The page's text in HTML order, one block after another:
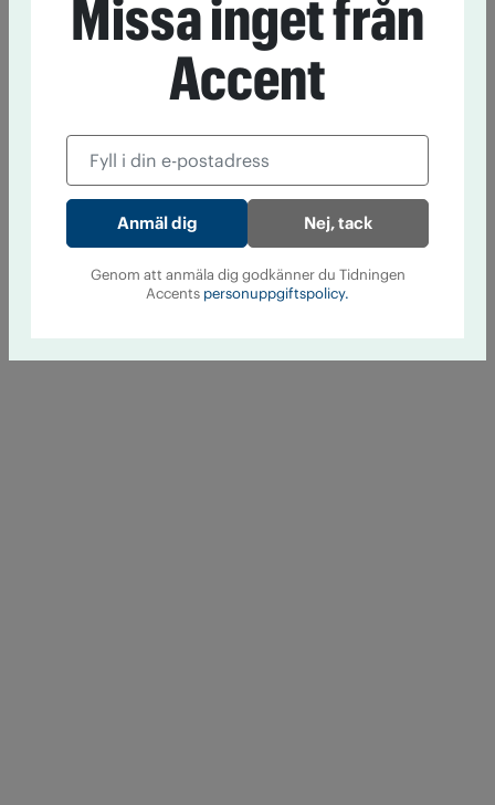
Missa inget från
Accent
Nej, tack
Genom att anmäla dig godkänner du Tidningen
Accents personuppgiftspolicy.